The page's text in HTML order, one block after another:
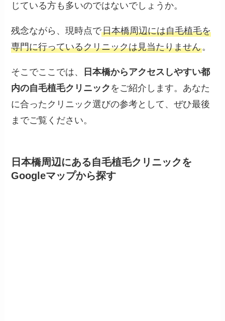
じている方も多いのではないでしょうか。
残念ながら、現時点で日本橋周辺には自毛植毛を
専門に行っているクリニックは見当たりません。
そこでここでは、
日本橋からアクセスしやすい都
内の自毛植毛クリニック をご紹介します。あなた
に合ったクリニック選びの参考として、ぜひ最後
までご覧ください。
日本橋周辺にある自毛植毛クリニックを
Googleマップから探す